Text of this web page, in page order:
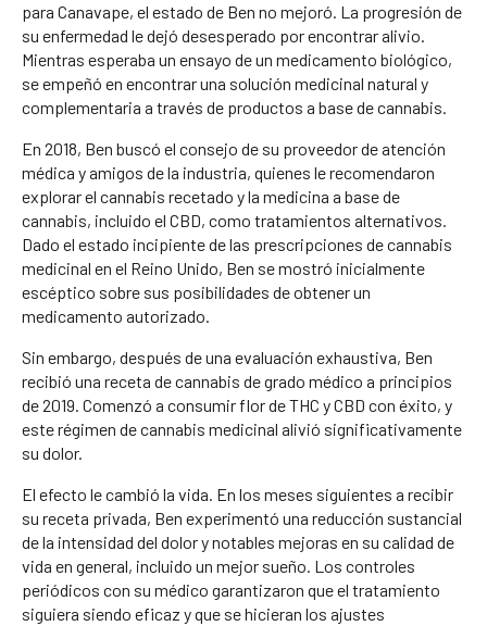
para Canavape, el estado de Ben no mejoró. La progresión de
su enfermedad le dejó desesperado por encontrar alivio.
Mientras esperaba un ensayo de un medicamento biológico,
se empeñó en encontrar una solución medicinal natural y
complementaria a través de productos a base de cannabis.
En 2018, Ben buscó el consejo de su proveedor de atención
médica y amigos de la industria, quienes le recomendaron
explorar el cannabis recetado y la medicina a base de
cannabis, incluido el CBD, como tratamientos alternativos.
Dado el estado incipiente de las prescripciones de cannabis
medicinal en el Reino Unido, Ben se mostró inicialmente
escéptico sobre sus posibilidades de obtener un
medicamento autorizado.
Sin embargo, después de una evaluación exhaustiva, Ben
recibió una receta de cannabis de grado médico a principios
de 2019. Comenzó a consumir flor de THC y CBD con éxito, y
este régimen de cannabis medicinal alivió significativamente
su dolor.
El efecto le cambió la vida. En los meses siguientes a recibir
su receta privada, Ben experimentó una reducción sustancial
de la intensidad del dolor y notables mejoras en su calidad de
vida en general, incluido un mejor sueño. Los controles
periódicos con su médico garantizaron que el tratamiento
siguiera siendo eficaz y que se hicieran los ajustes